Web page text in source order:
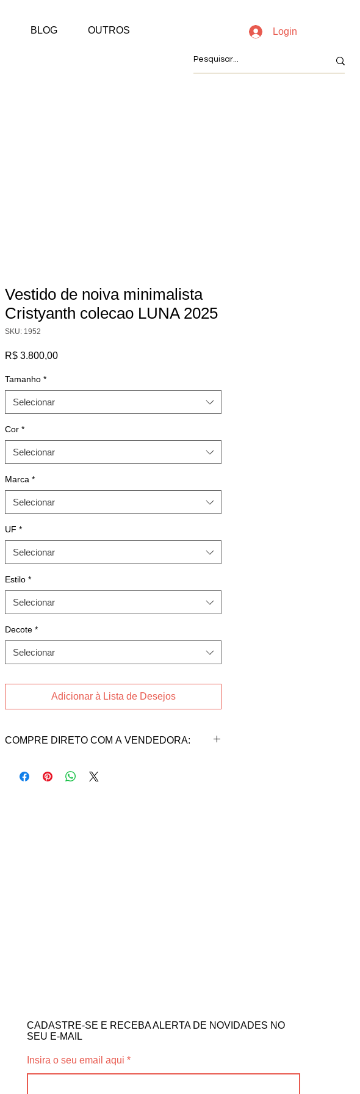
BLOG OUTROS Login
Vestido de noiva minimalista
Cristyanth colecao LUNA 2025
SKU: 1952
R$ 3.800,00Preço
Tamanho *
Selecionar
Cor *
Selecionar
Marca *
Selecionar
UF *
Selecionar
Estilo *
Selecionar
Decote *
Selecionar
Adicionar à Lista de Desejos
COMPRE DIRETO COM A VENDEDORA:
Email: lorenalopes.edfisica@hotmail.com
CADASTRE-SE E RECEBA ALERTA DE NOVIDADES NO
SEU E-MAIL
Insira o seu email aqui